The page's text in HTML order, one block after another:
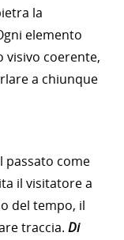
la
elemento
visivo coerente,
a chiunque
passato come
il visitatore a
del tempo, il
traccia. Di